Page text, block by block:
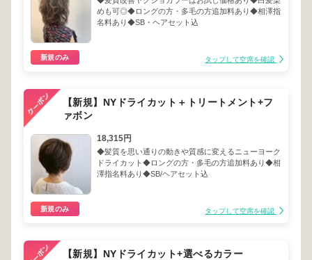
めも可◎◆ロングの方・多毛の方追加料あり◆相澤指
名料あり◆SB・ヘアセット込
新規のみ タップして空席を確認
【新規】NYドライカット＋トリートメント+フ
ァボン
18,315円
◆髪質を思い通りの動きや質感に変えるニューヨーク
ドライカット◆ロングの方・多毛の方追加料あり◆相
澤指名料あり◆SB/ヘアセット込
新規のみ タップして空席を確認
【新規】NYドライカット+選べるカラー